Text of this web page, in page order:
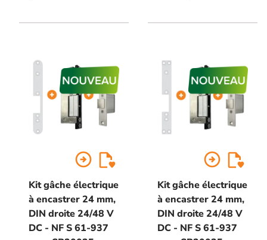
Gauche, 6000N, à rupture
avec SP20025 -W2SUX et
ML500
courant, double contact de
arrow_circle_right
Kit gâche électrique
à encastrer 24 mm,
DIN droite 24/48 V
DC - NF S 61-937
arrow_circle_right
Kit gâche électrique
à encastrer 24 mm,
DIN droite 24/48 V
DC - NF S 61-937